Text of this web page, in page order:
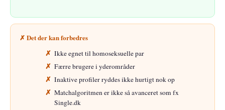
✗ Det der kan forbedres
Ikke egnet til homoseksuelle par
Færre brugere i yderområder
Inaktive profiler ryddes ikke hurtigt nok op
Matchalgoritmen er ikke så avanceret som fx
Single.dk